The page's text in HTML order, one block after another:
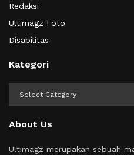
Redaksi
Ultimagz Foto
Disabilitas
Kategori
About Us
Ultimagz merupakan sebuah